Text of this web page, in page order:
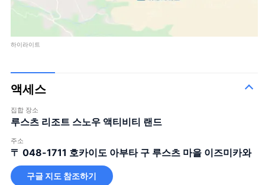
하이라이트
액세스
집합 장소
루스츠 리조트 스노우 액티비티 랜드
주소
〒 048-1711 호카이도 아부타 구 루스츠 마을 이즈미카와
구글 지도 참조하기